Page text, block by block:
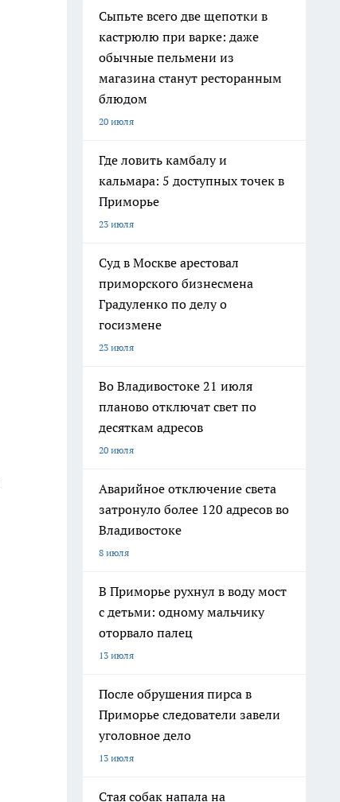
Сыпьте всего две щепотки в
кастрюлю при варке: даже
обычные пельмени из
магазина станут ресторанным
блюдом
20 июля
Где ловить камбалу и
кальмара: 5 доступных точек в
Приморье
23 июля
Суд в Москве арестовал
приморского бизнесмена
Градуленко по делу о
госизмене
23 июля
Во Владивостоке 21 июля
планово отключат свет по
десяткам адресов
20 июля
Аварийное отключение света
затронуло более 120 адресов во
Владивостоке
8 июля
В Приморье рухнул в воду мост
с детьми: одному мальчику
оторвало палец
13 июля
После обрушения пирса в
Приморье следователи завели
уголовное дело
13 июля
Стая собак напала на